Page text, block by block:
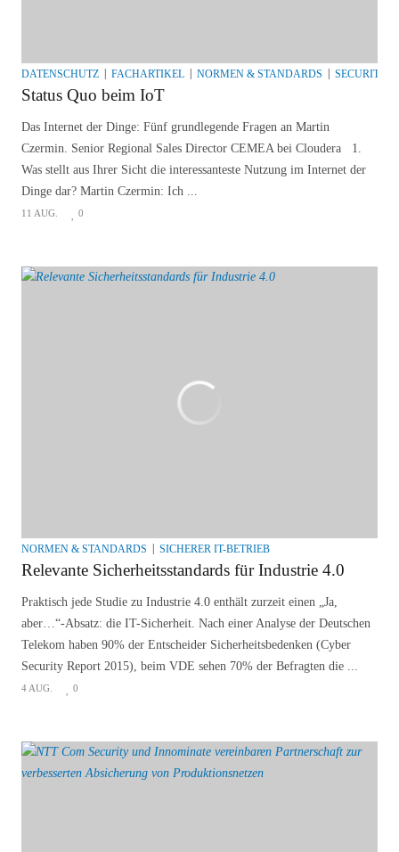
DATENSCHUTZ FACHARTIKEL NORMEN & STANDARDS SECURITY
Status Quo beim IoT
Das Internet der Dinge: Fünf grundlegende Fragen an Martin
Czermin. Senior Regional Sales Director CEMEA bei Cloudera 1.
Was stellt aus Ihrer Sicht die interessanteste Nutzung im Internet der
Dinge dar? Martin Czermin: Ich ...
11 AUG. 0
NORMEN & STANDARDS SICHERER IT-BETRIEB
Relevante Sicherheitsstandards für Industrie 4.0
Praktisch jede Studie zu Industrie 4.0 enthält zurzeit einen „Ja,
aber…“-Absatz: die IT-Sicherheit. Nach einer Analyse der Deutschen
Telekom haben 90% der Entscheider Sicherheitsbedenken (Cyber
Security Report 2015), beim VDE sehen 70% der Befragten die ...
4 AUG. 0